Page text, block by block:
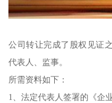
公司转让完成了股权见证
代表人、监事。
所需资料如下：
1、法定代表人签署的《企